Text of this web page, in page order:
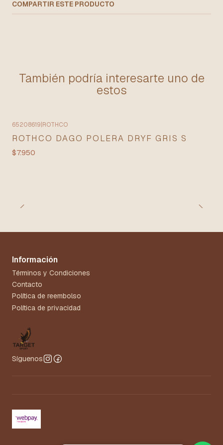
COMPARTIR ESTE PRODUCTO
También podría interesarte uno de
estos
65208619 ROTHCO
ROTHCO DAGO POLERA DRYF GRIS S
$7.950
Información
Términos y Condiciones
Contacto
Política de reembolso
Política de privacidad
Síguenos